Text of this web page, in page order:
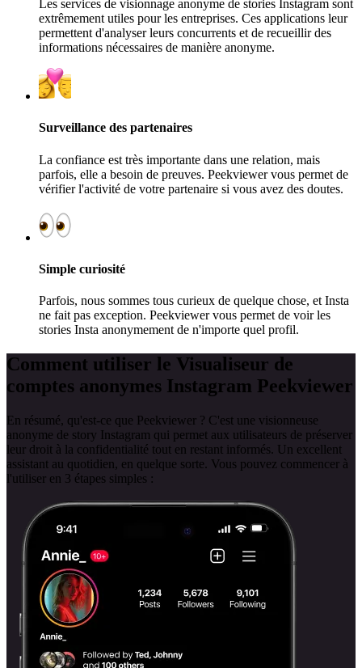
Les services de visionnage anonyme de stories Instagram sont
extrêmement utiles pour les entreprises. Ces applications leur
permettent d'analyser leurs concurrents et de recueillir des
informations nécessaires de manière anonyme.
Surveillance des partenaires
La confiance est très importante dans une relation, mais
parfois, elle a besoin de preuves. Peekviewer vous permet de
vérifier l'activité de votre partenaire si vous avez des doutes.
Simple curiosité
Parfois, nous sommes tous curieux de quelque chose, et Insta
ne fait pas exception. Peekviewer vous permet de voir les
stories Insta anonymement de n'importe quel profil.
Comment utiliser le Visualiseur de
comptes anonymes Instagram Peekviewer
En résumé, qu'est-ce que Peekviewer ? C'est une visionneuse
anonyme de story Instagram qui permet aux utilisateurs de préserver
leur droit à la confidentialité tout en restant informés. Un excellent
assistant au quotidien, en quelque sorte. Vous pouvez commencer à
l'utiliser en 3 étapes simples :